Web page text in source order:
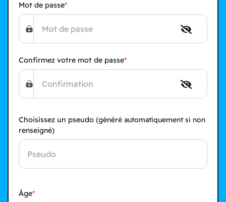
Mot de passe
Confirmez votre mot de passe
Choisissez un pseudo (généré automatiquement si non
renseigné)
Âge